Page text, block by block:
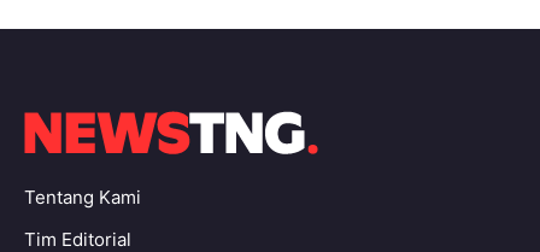
Tentang Kami
Tim Editorial